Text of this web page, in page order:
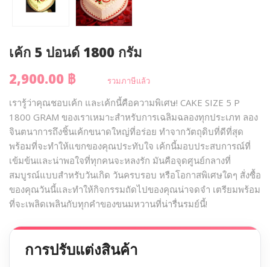
เค้ก 5 ปอนด์ 1800 กรัม
2,900.00 ฿
รวมภาษีแล้ว
เรารู้ว่าคุณชอบเค้ก และเค้กนี้คือความพิเศษ! CAKE SIZE 5 P
1800 GRAM ของเราเหมาะสำหรับการเฉลิมฉลองทุกประเภท ลอง
จินตนาการถึงชิ้นเค้กขนาดใหญ่ที่อร่อย ทำจากวัตถุดิบที่ดีที่สุด
พร้อมที่จะทำให้แขกของคุณประทับใจ เค้กนี้มอบประสบการณ์ที่
เข้มข้นและน่าพอใจที่ทุกคนจะหลงรัก มันคือจุดศูนย์กลางที่
สมบูรณ์แบบสำหรับวันเกิด วันครบรอบ หรือโอกาสพิเศษใดๆ สั่งซื้อ
ของคุณวันนี้และทำให้กิจกรรมถัดไปของคุณน่าจดจำ เตรียมพร้อม
ที่จะเพลิดเพลินกับทุกคำของขนมหวานที่น่ารื่นรมย์นี้!
การปรับแต่งสินค้า